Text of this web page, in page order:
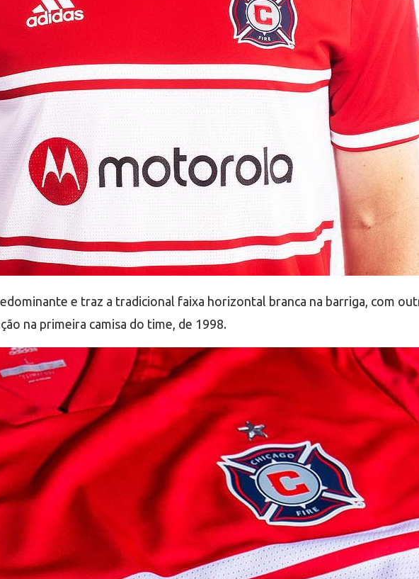
e traz a tradicional faixa horizontal branca na barriga, com
na primeira camisa do time, de 1998.